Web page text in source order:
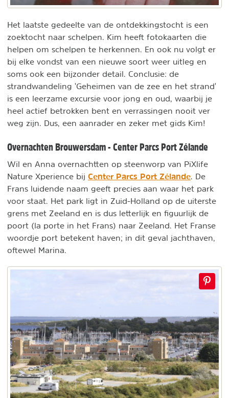
Het laatste gedeelte van de ontdekkingstocht is een
zoektocht naar schelpen. Kim heeft fotokaarten die
helpen om schelpen te herkennen. En ook nu volgt er
bij elke vondst van een nieuwe soort weer uitleg en
soms ook een bijzonder detail. Conclusie: de
strandwandeling 'Geheimen van de zee en het strand'
is een leerzame excursie voor jong en oud, waarbij je
heel actief betrokken bent en verrassingen nooit ver
weg zijn. Dus, een aanrader en zeker met gids Kim!
Overnachten Brouwersdam - Center Parcs Port Zélande
Wil en Anna overnachtten op steenworp van PiXlife
Nature Xperience bij Center Parcs Port Zélande. De
Frans luidende naam geeft precies aan waar het park
voor staat. Het park ligt in Zuid-Holland op de uiterste
grens met Zeeland en is dus letterlijk en figuurlijk de
poort (la porte in het Frans) naar Zeeland. Het Franse
woordje port betekent haven; in dit geval jachthaven,
oftewel Marina.